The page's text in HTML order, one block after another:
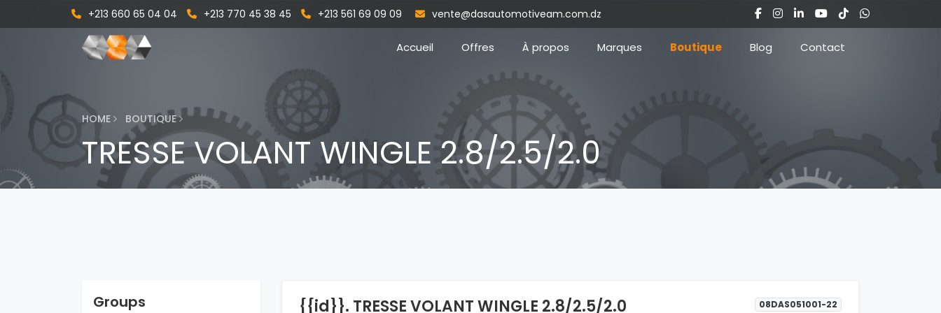
+213 660 65 04 04 +213 770 45 38 45 +213 561 69 09 09 vente@dasautomotiveam.com.dz
Accueil Offres À propos Marques Boutique Blog Contact
HOME BOUTIQUE
TRESSE VOLANT WINGLE 2.8/2.5/2.0
Groups {{id}}. TRESSE VOLANT WINGLE 2.8/2.5/2.0 08DAS051001-22